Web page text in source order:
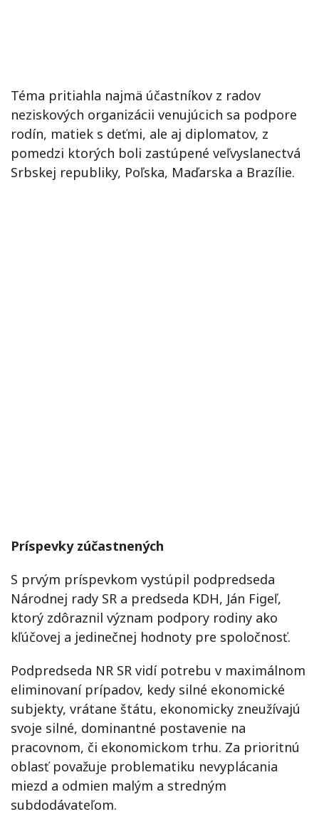
Téma pritiahla najmä účastníkov z radov
neziskových organizácii venujúcich sa podpore
rodín, matiek s deťmi, ale aj diplomatov, z
pomedzi ktorých boli zastúpené veľvyslanectvá
Srbskej republiky, Poľska, Maďarska a Brazílie.
Príspevky zúčastnených
S prvým príspevkom vystúpil podpredseda
Národnej rady SR a predseda KDH, Ján Figeľ,
ktorý zdôraznil význam podpory rodiny ako
kľúčovej a jedinečnej hodnoty pre spoločnosť.
Podpredseda NR SR vidí potrebu v maximálnom
eliminovaní prípadov, kedy silné ekonomické
subjekty, vrátane štátu, ekonomicky zneužívajú
svoje silné, dominantné postavenie na
pracovnom, či ekonomickom trhu. Za prioritnú
oblasť považuje problematiku nevyplácania
miezd a odmien malým a stredným
subdodávateľom.